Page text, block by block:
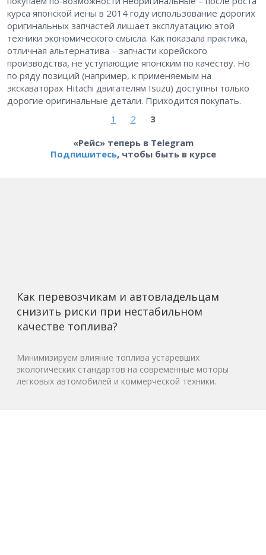
курса японской иены в 2014 году использование дорогих
оригинальных запчастей лишает эксплуатацию этой
техники экономического смысла. Как показала практика,
отличная альтернатива – ​запчасти корейского
производства, не уступающие японским по качеству. Но
по ряду позиций (например, к применяемым на
экскаваторах Hitachi двигателям Isuzu) доступны только
дорогие оригинальные детали. Приходится покупать.
1
2
3
«Рейс» теперь в Telegram
Подпишитесь, чтобы быть в курсе
Как перевозчикам и автовладельцам
снизить риски при нестабильном
качестве топлива?
Минимизируем влияние топлива устаревших
экологических стандартов на современные моторы
легковых автомобилей и коммерческой техники.